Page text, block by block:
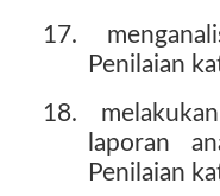
17.
Penilaian
18.
laporan
Penilaian